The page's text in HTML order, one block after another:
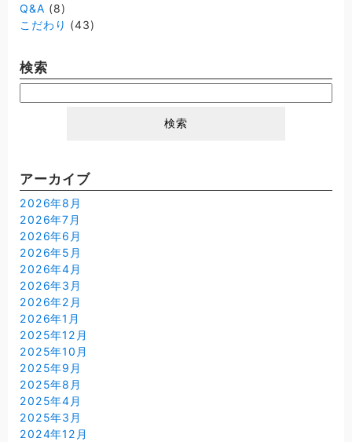
Q&A (8)
こだわり (43)
検索
索:
アーカイブ
2026年8月
2026年7月
2026年6月
2026年5月
2026年4月
2026年3月
2026年2月
2026年1月
2025年12月
2025年10月
2025年9月
2025年8月
2025年4月
2025年3月
2024年12月